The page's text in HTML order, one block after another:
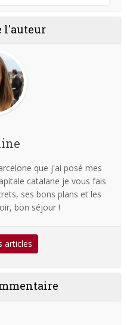
l'auteur
que j'ai posé mes
catalane je vous fais
ses bons plans et les
bon séjour !
articles